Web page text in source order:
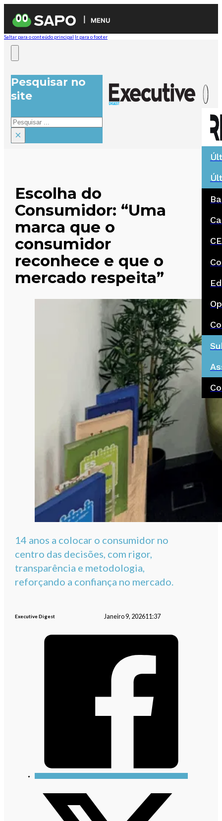
MENU
Saltar para o conteúdo principal Ir para o footer
Pesquisar no
site
Pesquisar
×
Escolha do
Consumidor: “Uma
marca que o
consumidor
reconhece e que o
mercado respeita”
14 anos a colocar o consumidor no
centro das decisões, com rigor,
transparência e metodologia,
reforçando a confiança no mercado.
Executive Digest Janeiro 9, 202611:37